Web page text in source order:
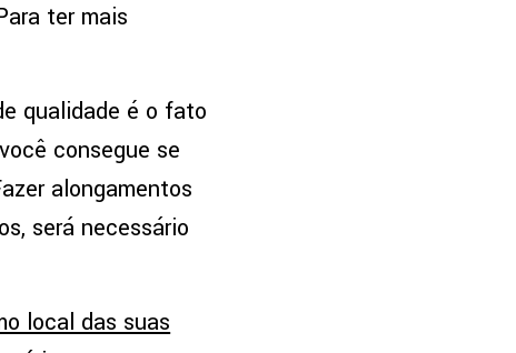
ter mais
qualidade é o fato
consegue se
alongamentos
será necessário
local das suas